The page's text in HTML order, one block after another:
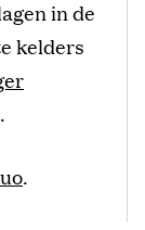
in de
kelders
.